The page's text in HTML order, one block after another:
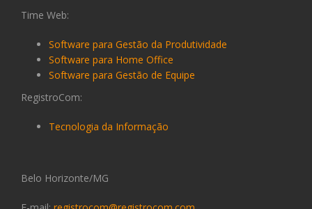
Time Web:
Software para Gestão da Produtividade
Software para Home Office
Software para Gestão de Equipe
RegistroCom:
Tecnologia da Informação
Belo Horizonte/MG